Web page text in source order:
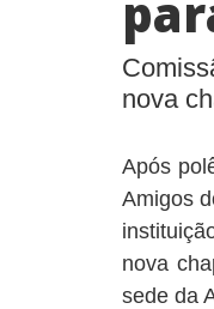
nova
Após
Amigos
nova
sede da